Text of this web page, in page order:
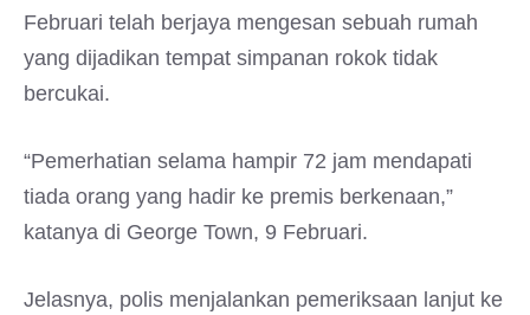
Februari telah berjaya mengesan sebuah rumah
yang dijadikan tempat simpanan rokok tidak
bercukai.
“Pemerhatian selama hampir 72 jam mendapati
tiada orang yang hadir ke premis berkenaan,”
katanya di George Town, 9 Februari.
Jelasnya, polis menjalankan pemeriksaan lanjut ke